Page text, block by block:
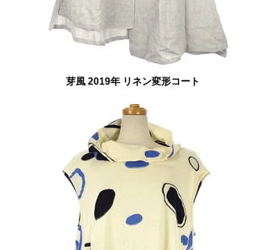
芽風 2019年 リネン変形コート